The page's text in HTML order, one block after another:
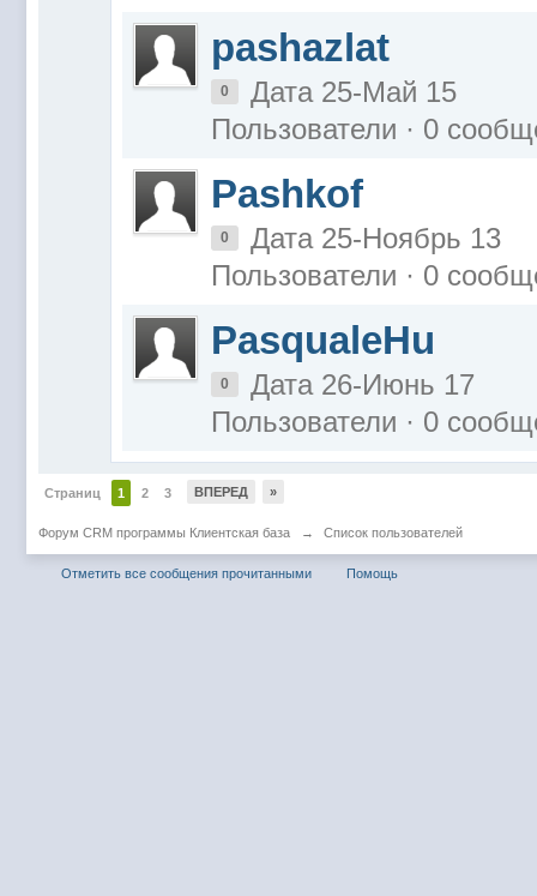
pashazlat
0
Дата 25-Май 15
Пользователи · 0
Pashkof
0
Дата 25-Ноябрь 13
Пользователи · 0
PasqualeHu
0
Дата 26-Июнь 17
Пользователи · 0
Страниц 1 2 3 ВПЕРЕД »
Форум CRM программы Клиентская база → Список пользователей
Отметить все сообщения прочитанными Помощь